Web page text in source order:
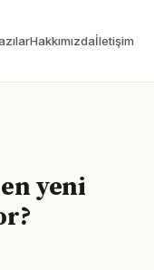
Hakkımızdaİletişim
yeni